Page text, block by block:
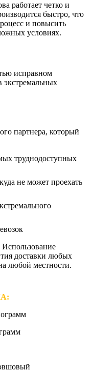
работает четко и
быстро, что
и повысить
условиях.
исправном
экстремальных
партнера, который
труднодоступных
не может проехать
Использование
доставки любых
любой местности.